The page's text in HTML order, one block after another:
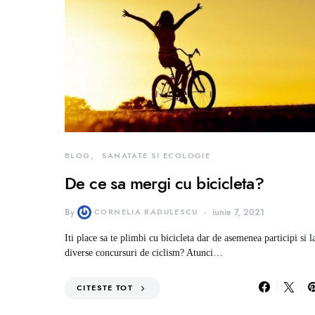
BLOG SANATATE SI ECOLOGIE
De ce sa mergi cu bicicleta?
By CORNELIA RADULESCU iunie 7, 2021
Iti place sa te plimbi cu bicicleta dar de asemenea participi si
diverse concursuri de ciclism? Atunci…
CITESTE TOT